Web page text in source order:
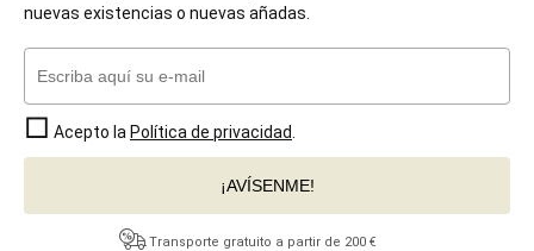
nuevas existencias o nuevas añadas.
Acepto la Política de privacidad
¡AVÍSENME!
Transporte gratuito a partir de 200 €